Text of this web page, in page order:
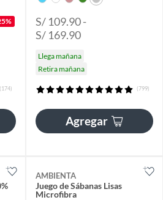
(174)
S/ 109.90 -
S/ 169.90
Llega mañana
Retira mañana
(799)
Agregar
AMBIENTA
Juego de Sábanas Lisas
Microfibra